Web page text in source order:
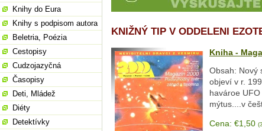
KNIŽNÝ TIP V ODDELENI
Kniha -
Obsah: Nový
objeví v r.
havároe
mýtus....v
Cena: €1,50
Knihy do Eura
Knihy s podpisom autora
Beletria, Poézia
Cestopisy
Cudzojazyčná
Časopisy
Deti, Mládež
Diéty
Detektívky